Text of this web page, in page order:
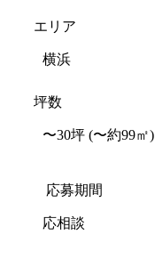
エリア
横浜
坪数
〜30坪 (〜約99㎡)
応募期間
応相談